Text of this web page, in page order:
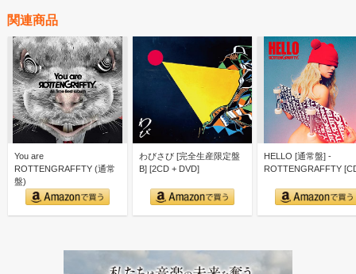
関連商品
You are
ROTTENGRAFFTY (通常
盤)
わびさび [完全生産限定盤
B] [2CD + DVD]
HELLO [通常盤] -
ROTTENGRAFFTY